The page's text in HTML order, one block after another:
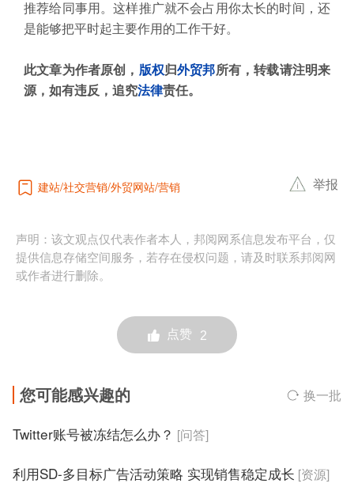
推荐给同事用。这样推广就不会占用你太长的时间，还
是能够把平时起主要作用的工作干好。
此文章为作者原创， 版权归外贸邦所有，转载请注明来
源，如有违反，追究法律责任。
建站 社交营销 外贸网站 营销 举报
声明：该文观点仅代表作者本人，邦阅网系信息发布平台，仅
提供信息存储空间服务，若存在侵权问题，请及时联系邦阅网
或作者进行删除。
点赞 2
您可能感兴趣的 换一批
Twitter账号被冻结怎么办？ [问答]
利用SD-多目标广告活动策略 实现销售稳定成长 [资源]